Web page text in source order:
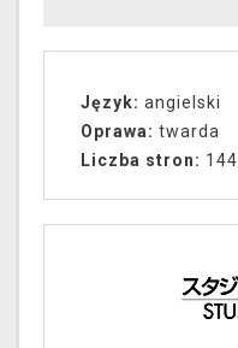
Język: angielski
Oprawa: twarda
Liczba stron: 144